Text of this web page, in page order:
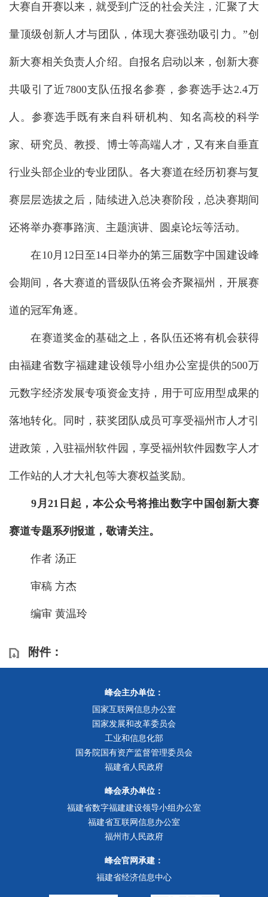
大赛自开赛以来，就受到广泛的社会关注，汇聚了大
量顶级创新人才与团队，体现大赛强劲吸引力。”创
新大赛相关负责人介绍。自报名启动以来，创新大赛
共吸引了近7800支队伍报名参赛，参赛选手达2.4万
人。参赛选手既有来自科研机构、知名高校的科学
家、研究员、教授、博士等高端人才，又有来自垂直
行业头部企业的专业团队。各大赛道在经历初赛与复
赛层层选拔之后，陆续进入总决赛阶段，总决赛期间
还将举办赛事路演、主题演讲、圆桌论坛等活动。
在10月12日至14日举办的第三届数字中国建设峰
会期间，各大赛道的晋级队伍将会齐聚福州，开展赛
道的冠军角逐。
在赛道奖金的基础之上，各队伍还将有机会获得
由福建省数字福建建设领导小组办公室提供的500万
元数字经济发展专项资金支持，用于可应用型成果的
落地转化。同时，获奖团队成员可享受福州市人才引
进政策，入驻福州软件园，享受福州软件园数字人才
工作站的人才大礼包等大赛权益奖励。
9月21日起，本公众号将推出数字中国创新大赛
赛道专题系列报道，敬请关注。
作者 汤正
审稿 方杰
编审 黄温玲
附件：
峰会主办单位：
国家互联网信息办公室
国家发展和改革委员会
工业和信息化部
国务院国有资产监督管理委员会
福建省人民政府
峰会承办单位：
福建省数字福建建设领导小组办公室
福建省互联网信息办公室
福州市人民政府
峰会官网承建：
福建省经济信息中心